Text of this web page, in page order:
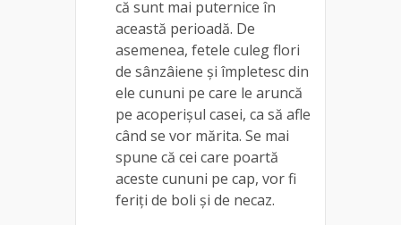
că sunt mai puternice în
această perioadă. De
asemenea, fetele culeg flori
de sânzâiene și împletesc din
ele cununi pe care le aruncă
pe acoperișul casei, ca să afle
când se vor mărita. Se mai
spune că cei care poartă
aceste cununi pe cap, vor fi
feriți de boli și de necaz.